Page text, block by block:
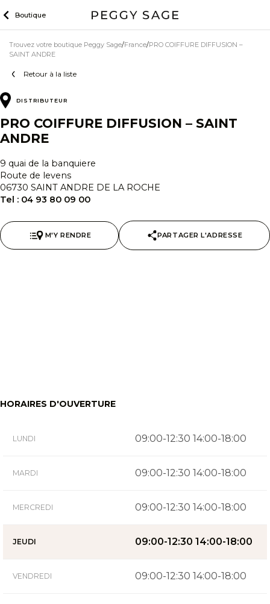
to
Boutique
Retour à la liste
Trouvez votre boutique Peggy Sage France PRO COIFFURE DIFFUSION –
SAINT ANDRE
DISTRIBUTEUR
PRO COIFFURE DIFFUSION – SAINT
ANDRE
9 quai de la banquiere
Route de levens
06730 SAINT ANDRE DE LA ROCHE
Tel : 04 93 80 09 00
M'Y RENDRE PARTAGER L'ADRESSE
HORAIRES D'OUVERTURE
LUNDI 09:00-12:30 14:00-18:00
MARDI 09:00-12:30 14:00-18:00
MERCREDI 09:00-12:30 14:00-18:00
JEUDI 09:00-12:30 14:00-18:00
VENDREDI 09:00-12:30 14:00-18:00